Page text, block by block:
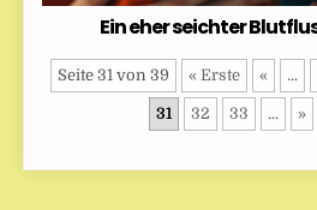
Ein eher seichter
Seite 31 von 39 « Erste « ...
31 32 33 ... »